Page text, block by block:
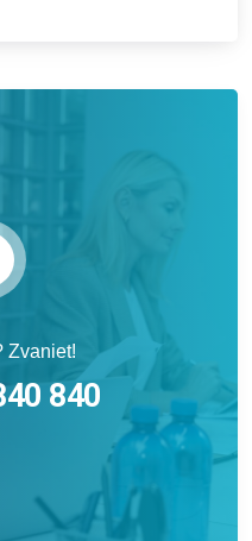
Zvaniet!
840